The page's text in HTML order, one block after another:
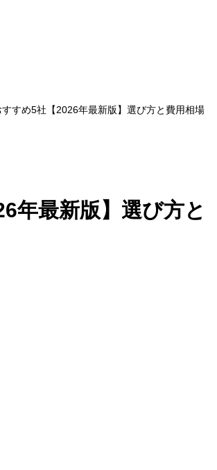
すめ5社【2026年最新版】選び方と費用相場
年最新版】選び方と